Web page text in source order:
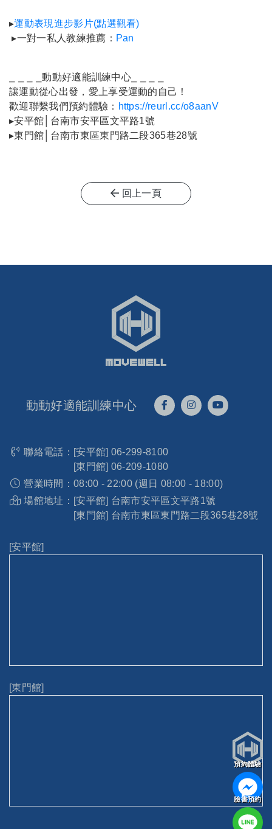
▸運動表現進步影片(點選觀看)
▸一對一私人教練推薦： Pan
⎯ ⎯ ⎯ ⎯動動好適能訓練中心⎯ ⎯ ⎯ ⎯
讓運動從心出發，愛上享受運動的自己！
歡迎聯繫我們預約體驗： https://reurl.cc/o8aanV
▸安平館│台南市安平區文平路1號
▸東門館│台南市東區東門路二段365巷28號
回上一頁
動動好適能訓練中心
聯絡電話： [安平館] 06-299-8100
[東門館] 06-209-1080
營業時間： 08:00 - 22:00 (週日 08:00 - 18:00)
場館地址： [安平館] 台南市安平區文平路1號
[東門館] 台南市東區東門路二段365巷28號
[安平館]
[東門館]
預約體驗
臉書預約